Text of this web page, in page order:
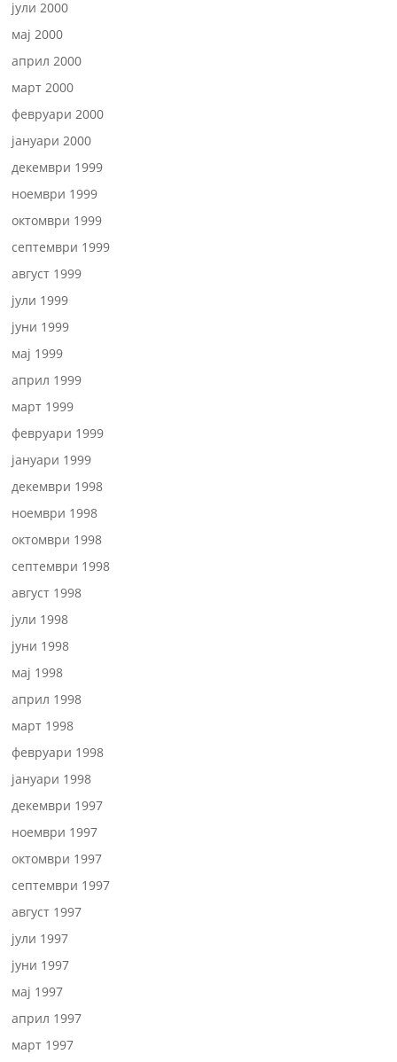
јули 2000
мај 2000
април 2000
март 2000
февруари 2000
јануари 2000
декември 1999
ноември 1999
октомври 1999
септември 1999
август 1999
јули 1999
јуни 1999
мај 1999
април 1999
март 1999
февруари 1999
јануари 1999
декември 1998
ноември 1998
октомври 1998
септември 1998
август 1998
јули 1998
јуни 1998
мај 1998
април 1998
март 1998
февруари 1998
јануари 1998
декември 1997
ноември 1997
октомври 1997
септември 1997
август 1997
јули 1997
јуни 1997
мај 1997
април 1997
март 1997